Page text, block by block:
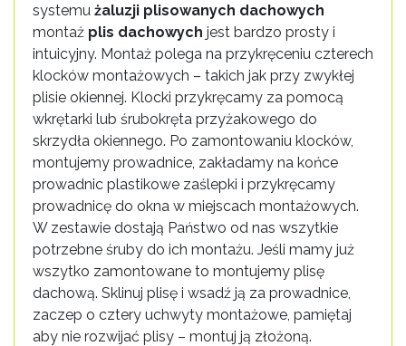
systemu żaluzji plisowanych dachowych
montaż plis dachowych jest bardzo prosty i
intuicyjny. Montaż polega na przykręceniu czterech
klocków montażowych – takich jak przy zwykłej
plisie okiennej. Klocki przykręcamy za pomocą
wkrętarki lub śrubokręta przyżakowego do
skrzydła okiennego. Po zamontowaniu klocków,
montujemy prowadnice, zakładamy na końce
prowadnic plastikowe zaślepki i przykręcamy
prowadnicę do okna w miejscach montażowych.
W zestawie dostają Państwo od nas wszytkie
potrzebne śruby do ich montażu. Jeśli mamy już
wszytko zamontowane to montujemy plisę
dachową. Sklinuj plisę i wsadź ją za prowadnice,
zaczep o cztery uchwyty montażowe, pamiętaj
aby nie rozwijać plisy – montuj ją złożoną.